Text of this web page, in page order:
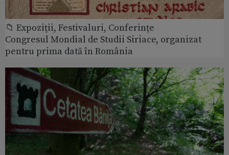
📁 Expoziţii, Festivaluri, Conferințe
Congresul Mondial de Studii Siriace, organizat
pentru prima dată în România